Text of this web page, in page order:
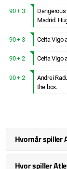
90 + 3
Madrid.
90 + 3 Celta Vigo
90 + 2 Celta Vigo
90 + 2
Andrei
the box.
Hvornår spiller
Hvor spiller